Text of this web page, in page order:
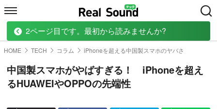
HOME MUSIC MOVIE TECH
HOME TECH コラム iPhoneを超える中国製スマホのヤバさ
中国製スマホがやばすぎる！ iPhoneを超え
るHUAWEIやOPPOの先端性
2ページ目です。最初から読みませんか?